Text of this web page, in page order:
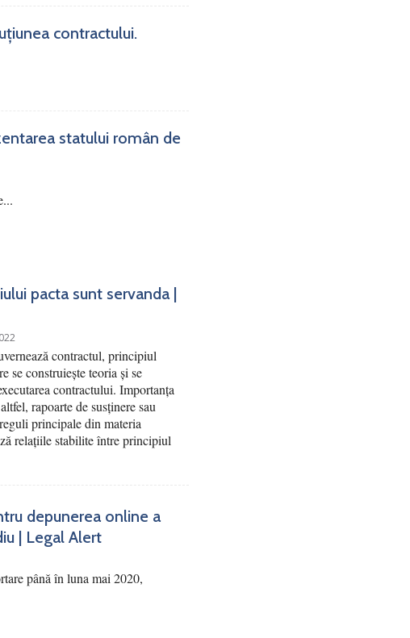
contractului.
statului român de
pacta sunt servanda |
contractul, principiul
se construiește teoria și se
contractului. Importanța
rapoarte de susținere sau
principale din materia
relațiile stabilite între principiul
depunerea online a
| Legal Alert
până în luna mai 2020,